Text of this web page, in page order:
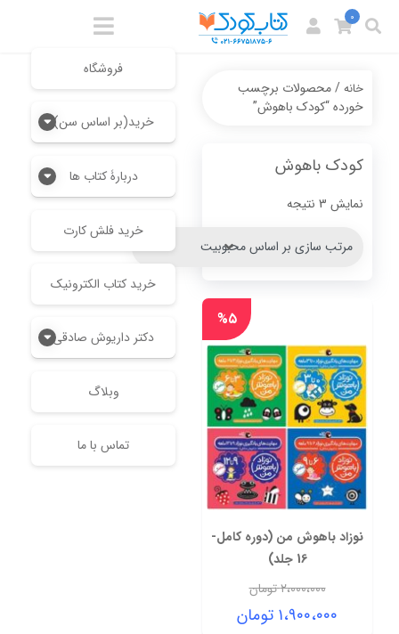
فروشگاه
خرید(بر اساس سن)
دربارۀ کتاب ها
خرید فلش کارت
خرید کتاب الکترونیک
دکتر داریوش صادقی
وبلاگ
تماس با ما
0
خانه/ محصولات برچسب
خورده “کودک باهوش”
کودک باهوش
نمایش 3 نتیجه
Sorted
popularity
نوزاد باهوش من (دوره کامل-
16 جلد)
۲،۰۰۰،۰۰۰تومان
قیمت۱،۹۰۰،۰۰۰ تومان
%۵